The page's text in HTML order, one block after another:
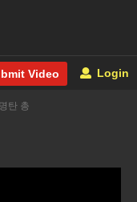
Video Login
탄 총